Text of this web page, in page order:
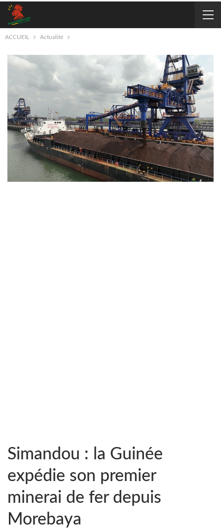
ACCUEIL Actualité
Simandou : la Guinée
expédie son premier
minerai de fer depuis
Morebaya